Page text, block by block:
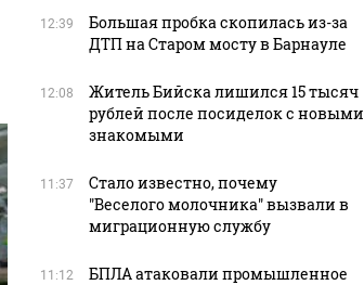
12:39
Большая пробка скопилась из-за
ДТП на Старом мосту в Барнауле
12:08
Житель Бийска лишился 15 тысяч
рублей после посиделок с новыми
знакомыми
11:37
Стало известно, почему
"Веселого молочника" вызвали в
миграционную службу
11:12
БПЛА атаковали промышленное